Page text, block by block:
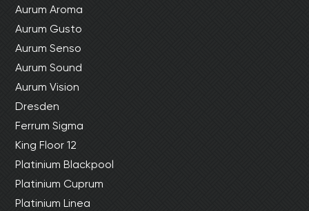
Aurum Aroma
Aurum Gusto
Aurum Senso
Aurum Sound
Aurum Vision
Dresden
Ferrum Sigma
King Floor 12
Platinium Blackpool
Platinium Cuprum
Platinium Linea